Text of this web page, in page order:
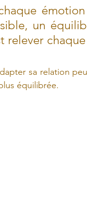
un
relever
sa relation
équilibrée.